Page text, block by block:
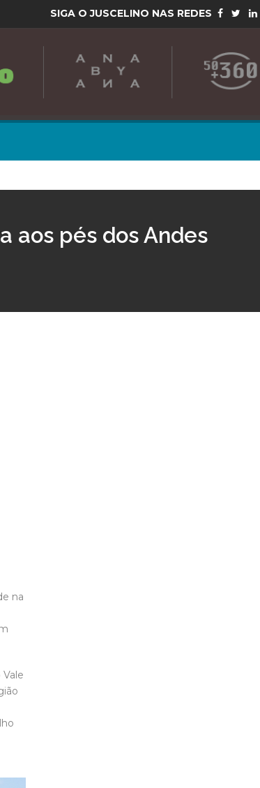
SIGA O JUSCELINO NAS REDES
aos pés dos Andes
na